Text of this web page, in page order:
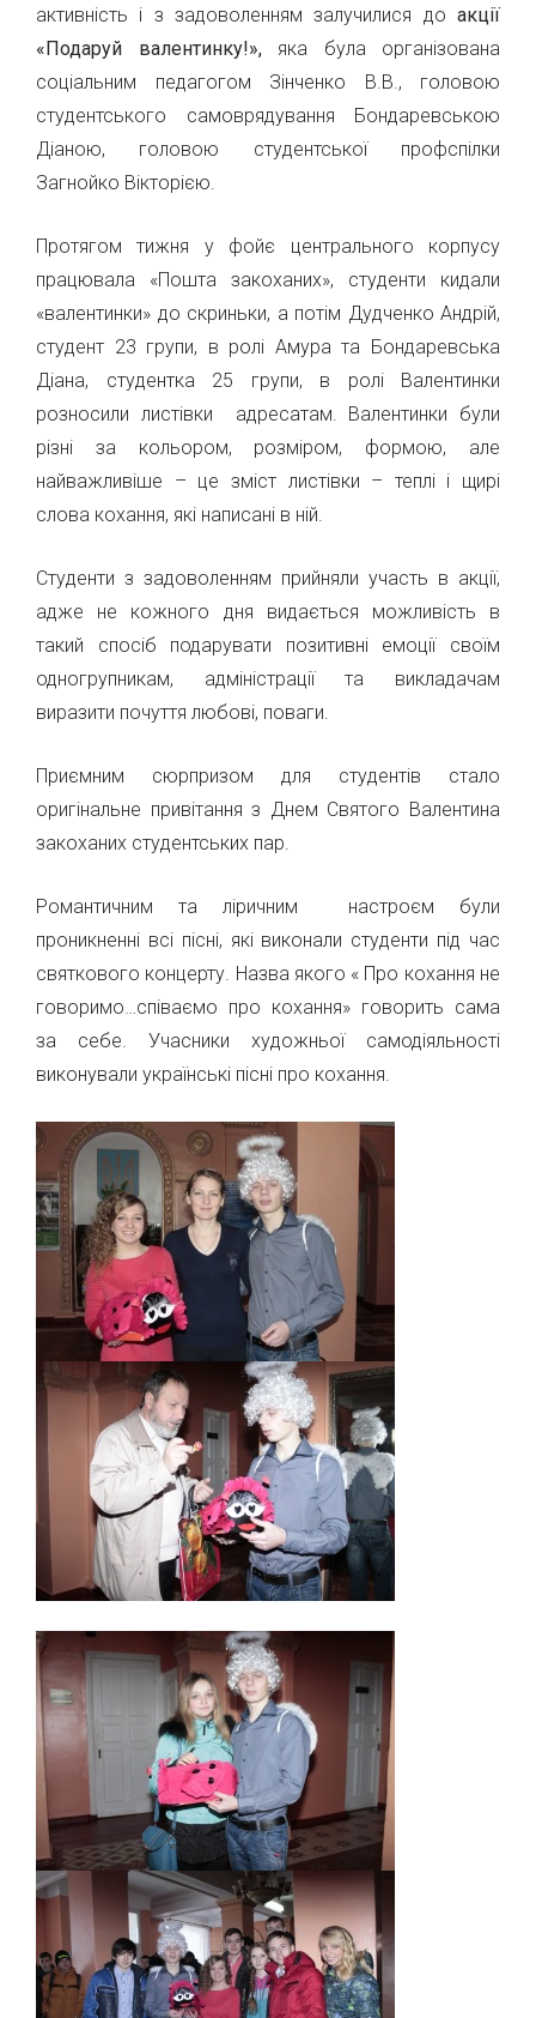
активність і з задоволенням залучилися до акції
«Подаруй валентинку!», яка була організована
соціальним педагогом Зінченко В.В., головою
студентського самоврядування Бондаревською
Діаною, головою студентської профспілки
Загнойко Вікторією.
Протягом тижня у фойє центрального корпусу
працювала «Пошта закоханих», студенти кидали
«валентинки» до скриньки, а потім Дудченко Андрій,
студент 23 групи, в ролі Амура та Бондаревська
Діана, студентка 25 групи, в ролі Валентинки
розносили листівки адресатам. Валентинки були
різні за кольором, розміром, формою, але
найважливіше – це зміст листівки – теплі і щирі
слова кохання, які написані в ній.
Студенти з задоволенням прийняли участь в акції,
адже не кожного дня видається можливість в
такий спосіб подарувати позитивні емоції своїм
одногрупникам, адміністрації та викладачам
виразити почуття любові, поваги.
Приємним сюрпризом для студентів стало
оригінальне привітання з Днем Святого Валентина
закоханих студентських пар.
Романтичним та ліричним настроєм були
проникненні всі пісні, які виконали студенти під час
святкового концерту. Назва якого « Про кохання не
говоримо…співаємо про кохання» говорить сама
за себе. Учасники художньої самодіяльності
виконували українські пісні про кохання.